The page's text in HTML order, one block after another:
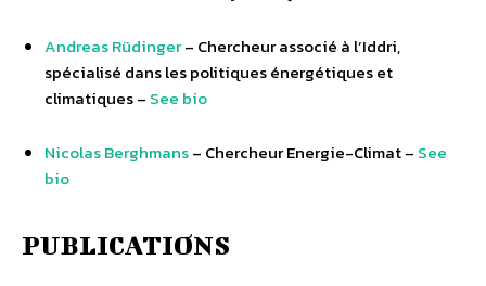
Andreas Rüdinger– Chercheur associé à l’Iddri,
spécialisé dans les politiques énergétiques et
climatiques – See bio
Nicolas Berghmans– Chercheur Energie-Climat – See
bio
PUBLICATIONS